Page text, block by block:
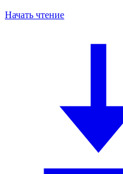
Начать чтение